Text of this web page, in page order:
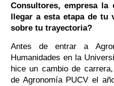
Consultores, empresa la
llegar a esta etapa de
sobre tu trayectoria?
Antes de entrar a
Humanidades en la
hice un cambio de
de Agronomía PUCV el